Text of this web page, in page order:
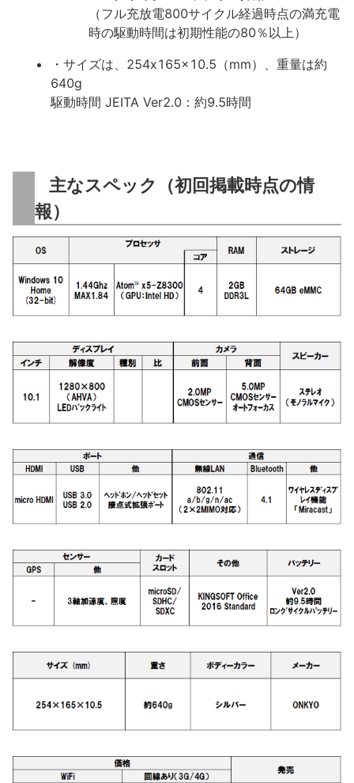
（フル充放電800サイクル経過時点の満充電
時の駆動時間は初期性能の80％以上）
・サイズは、254x165x10.5（mm）、重量は約
640g
駆動時間 JEITA Ver2.0：約9.5時間
主なスペック（初回掲載時点の情
報）